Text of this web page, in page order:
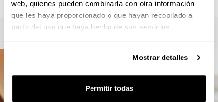
web, quienes pueden combinarla con otra información
que les haya proporcionado o que hayan recopilado a
partir del uso que haya hecho de sus servicios.
Mostrar detalles
Permitir todas